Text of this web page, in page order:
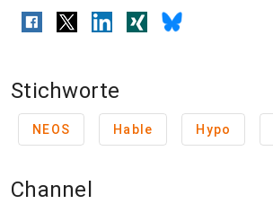
Stichworte
NEOS Hable Hypo
Channel